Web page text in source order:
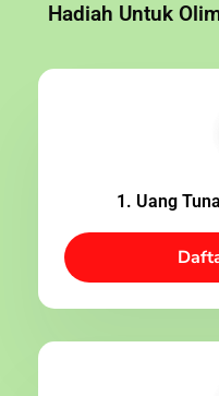
Hadiah Untuk
1. Uang